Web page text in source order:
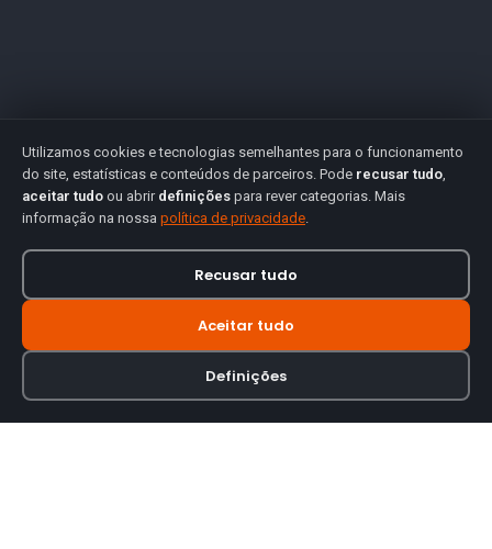
Utilizamos cookies e tecnologias semelhantes para o funcionamento
do site, estatísticas e conteúdos de parceiros. Pode recusar tudo,
aceitar tudo ou abrir definições para rever categorias. Mais
informação na nossa política de privacidade.
Recusar tudo
Aceitar tudo
Definições